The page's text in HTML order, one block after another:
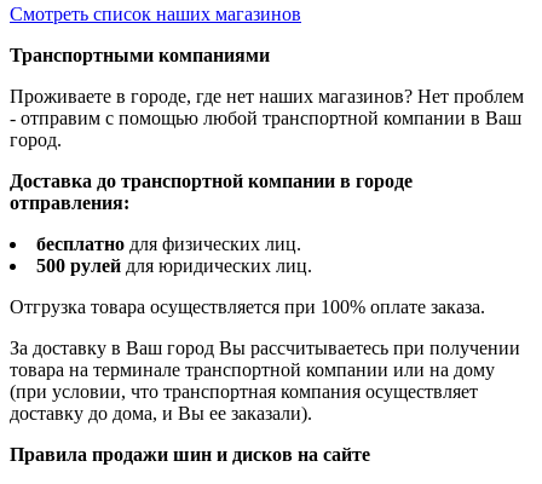
Смотреть список наших магазинов
Транспортными компаниями
Проживаете в городе, где нет наших магазинов? Нет проблем
- отправим с помощью любой транспортной компании в Ваш
город.
Доставка до транспортной компании в городе
отправления:
бесплатно для физических лиц.
500 рулей для юридических лиц.
Отгрузка товара осуществляется при 100% оплате заказа.
За доставку в Ваш город Вы рассчитываетесь при получении
товара на терминале транспортной компании или на дому
(при условии, что транспортная компания осуществляет
доставку до дома, и Вы ее заказали).
Правила продажи шин и дисков на сайте